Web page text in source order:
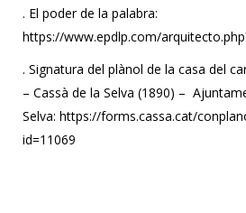
. El poder de la palabra:
https://www.epdlp.com/
. Signatura del plànol de la casa del
– Cassà de la Selva (1890) –
Selva: https://forms.cassa.cat/
id=11069